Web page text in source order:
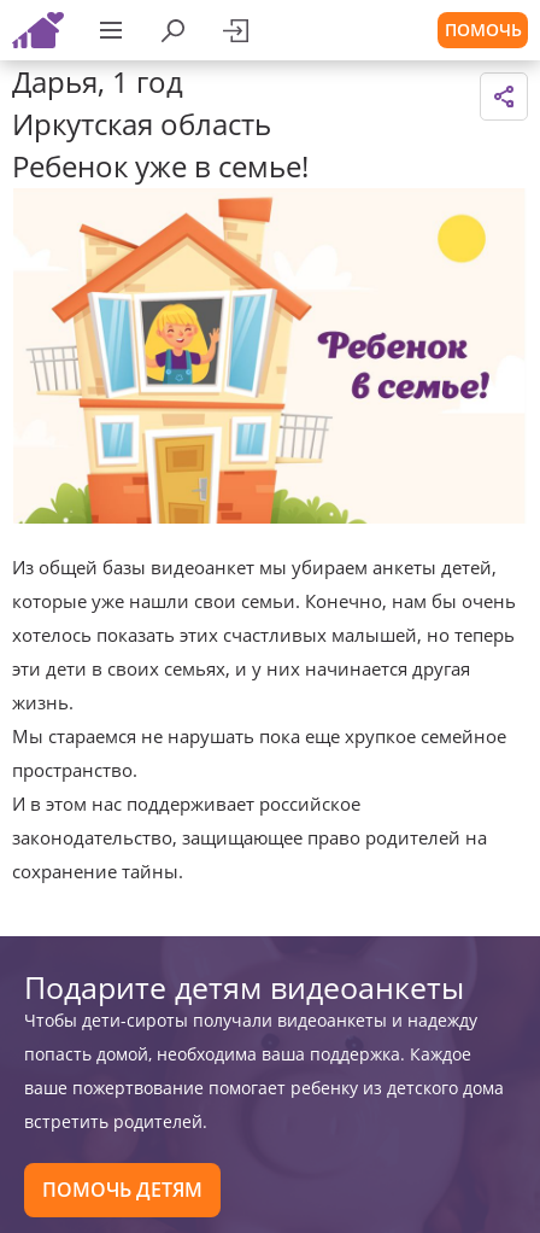
ПОМОЧЬ
Дарья, 1 год
Иркутская область
Ребенок уже в семье!
Из общей базы видеоанкет мы убираем анкеты детей,
которые уже нашли свои семьи. Конечно, нам бы очень
хотелось показать этих счастливых малышей, но теперь
эти дети в своих семьях, и у них начинается другая
жизнь.
Мы стараемся не нарушать пока еще хрупкое семейное
пространство.
И в этом нас поддерживает российское
законодательство, защищающее право родителей на
сохранение тайны.
Подарите детям видеоанкеты
Чтобы дети-сироты получали видеоанкеты и надежду
попасть домой, необходима ваша поддержка. Каждое
ваше пожертвование помогает ребенку из детского дома
встретить родителей.
ПОМОЧЬ ДЕТЯМ